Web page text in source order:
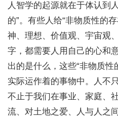
人智学的起源就在于体认到
的”。有些人给“非物质性的
神、理想、价值观、宇宙观
字，都需要人用自己的心和
出的是什么，这些“非物质性
实际运作着的事物中。人不
不止于我们在事业、家庭、
流、对土地之爱、人与人之